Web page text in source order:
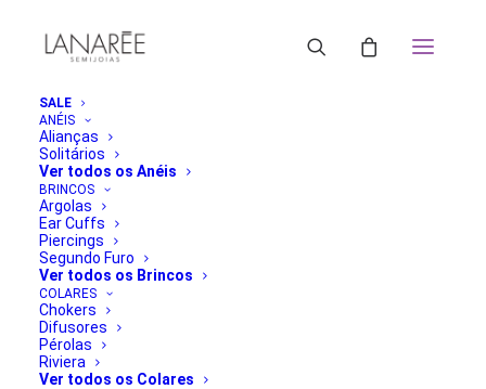
SALE
ANÉIS
Alianças
Solitários
Ver todos os Anéis
BRINCOS
Argolas
Ear Cuffs
Piercings
Segundo Furo
Ver todos os Brincos
COLARES
Chokers
Difusores
Pérolas
Riviera
Ver todos os Colares